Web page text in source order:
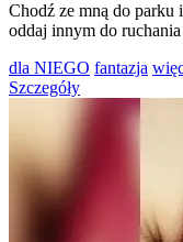
Chodź ze mną do parku
oddaj innym do ruchania
dla NIEGO fantazja
Szczegóły